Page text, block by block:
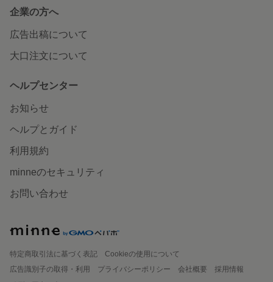
企業の方へ
広告出稿について
大口注文について
ヘルプセンター
お知らせ
ヘルプとガイド
利用規約
minneのセキュリティ
お問い合わせ
特定商取引法に基づく表記
Cookieの使用について
広告識別子の取得・利用
プライバシーポリシー 会社概要
採用情報